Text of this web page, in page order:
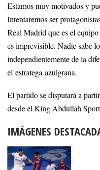
Estamos muy motivados y
Intentaremos ser
Real Madrid que es el
es imprevisible. Nadie sabe
independientemente de la
el estratega azulgrana.
El partido se disputará a
desde el King Abdullah
IMÁGENES